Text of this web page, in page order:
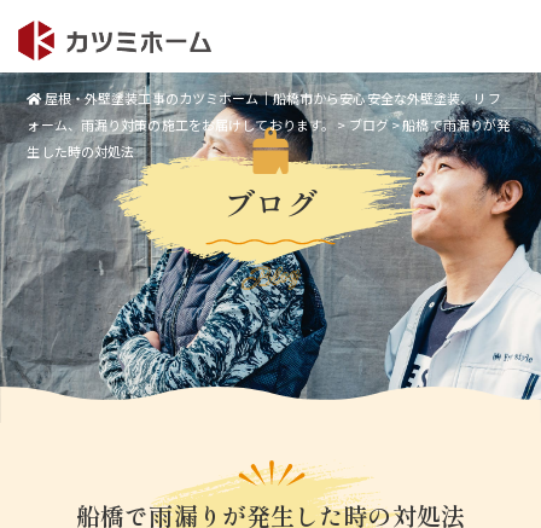
屋根・外壁塗装工事のカツミホーム｜船橋市から安心安全な外壁塗装、リフ
ォーム、雨漏り対策の施工をお届けしております。>ブログ>船橋で雨漏りが発
生した時の対処法
ブログ
Blog
船橋で雨漏りが発生した時の対処法